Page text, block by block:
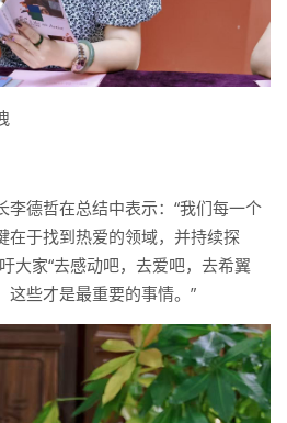
李德哲在总结中表示：“我们每一个
在于找到热爱的领域，并持续探
大家“去感动吧，去爱吧，去希翼
这些才是最重要的事情。”